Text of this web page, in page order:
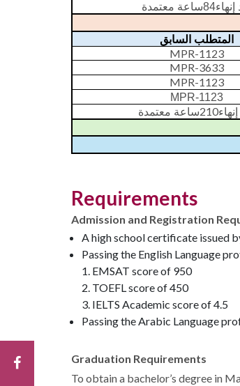
إنهاء84ساعة معتمدة
المتطلب السابق
MPR-1123
MPR-3633
MPR-1123
MPR-1123
10
2ساعة معتمدة
Requirements
Admission and Registration
A high school certificate issued
Passing the English Language
EMSAT score of 950
TOEFL score of 450
IELTS Academic score of 4.5
Passing the Arabic Language
Graduation Requirements
To obtain a bachelor’s degree in